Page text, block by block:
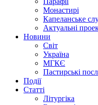
Монастирі
Капеланське
Актуальні
Новини
Світ
Україна
МГКЄ
Пастирські
Події
Статті
Літургіка